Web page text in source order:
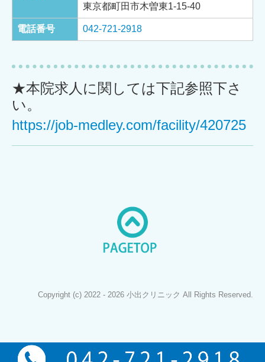
東京都町田市木曽東1-15-40
電話番号 042-721-2918
★本院求人に関しては下記参照下さ
い。
https://job-medley.com/facility/420725
Copyright (c) 2022 - 2026 小出クリニック All Rights Reserved.